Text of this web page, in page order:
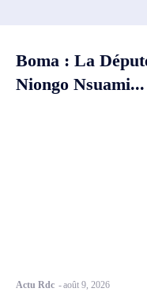
Boma : La
Niongo Nsuami...
Actu Rdc -août 9, 2026